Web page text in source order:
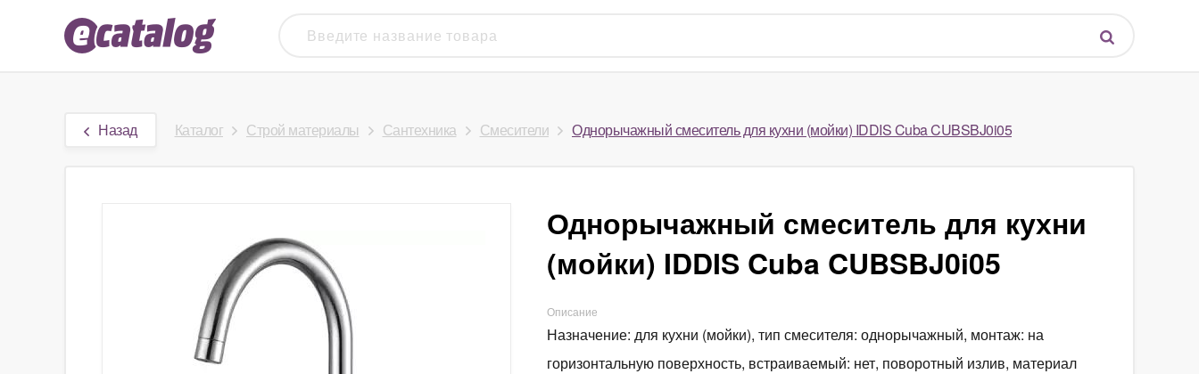
Назад Каталог Строй материалы Сантехника Смесители Однорычажный смеситель для кухни (мойки) IDDIS Cuba CUBSBJ0i05
Однорычажный смеситель для кухни
(мойки) IDDIS Cuba CUBSBJ0i05
Описание
Назначение: для кухни (мойки), тип смесителя: однорычажный, монтаж: на
горизонтальную поверхность, встраиваемый: нет, поворотный излив, материал